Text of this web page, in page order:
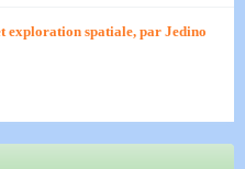
exploration spatiale, par Jedino